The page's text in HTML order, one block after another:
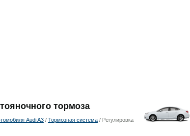
тормоза
Audi A3 / Тормозная система / Регулировка